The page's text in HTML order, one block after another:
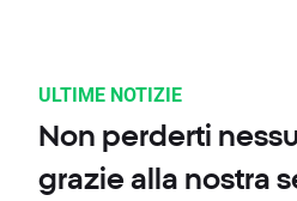
ULTIME NOTIZIE
Non perderti
grazie alla nostra